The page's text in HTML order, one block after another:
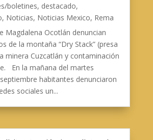
boletines, destacado,
, Noticias, Noticias Mexico, Rema
Magdalena Ocotlán denuncian
de la montaña “Dry Stack” (presa
minera Cuzcatlán y contaminación
En la mañana del martes
habitantes denunciaron
sociales un...